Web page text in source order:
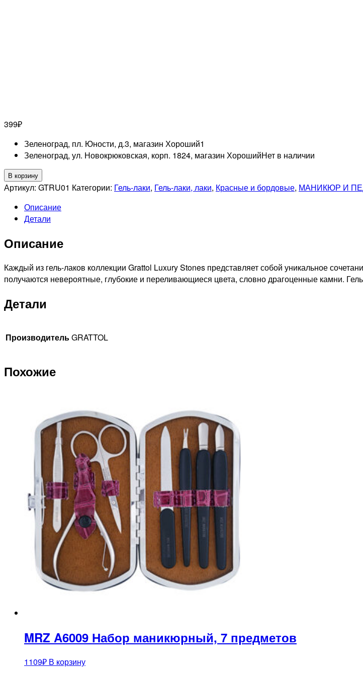
399₽
Зеленоград, пл. Юности, д.3, магазин Хороший1
Зеленоград, ул. Новокрюковская, корп. 1824, магазин ХорошийНет в наличии
Количество
товара
Гель-
лак
Gel
LS
Ruby
9мл
В корзину
Артикул: GTRU01 Категории: Гель-лаки, Гель-лаки, лаки, Красные и бордовые, МАНИКЮР И
Описание
Детали
Описание
Каждый из гель-лаков коллекции Grattol Luxury Stones представляет собой уникальное
получаются невероятные, глубокие и переливающиеся цвета, словно драгоценные камни.
Детали
ПроизводительGRATTOL
Похожие
MRZ A6009 Набор маникюрный, 7 предметов
1109₽ В корзину